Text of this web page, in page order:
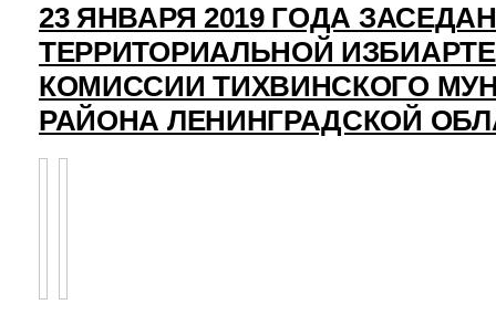
23 ЯНВАРЯ 2019 ГОДА
ТЕРРИТОРИАЛЬНОЙ
КОМИССИИ ТИХВИНСКОГО
РАЙОНА ЛЕНИНГРАДСКОЙ